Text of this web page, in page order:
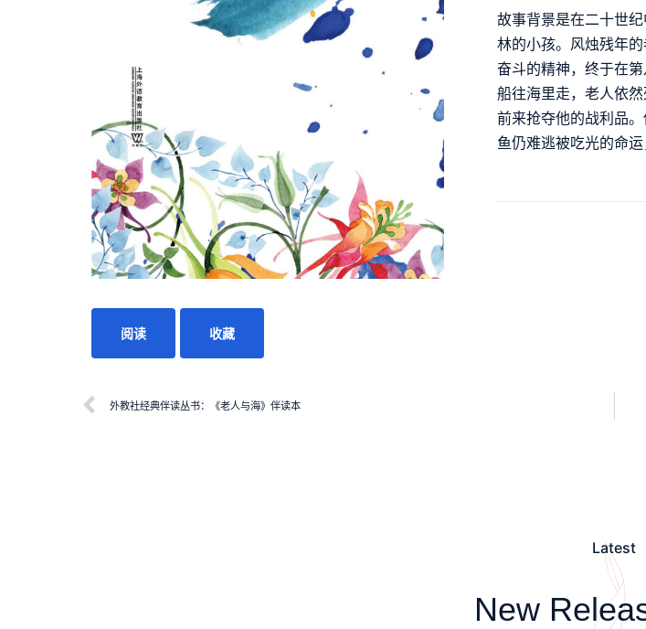
阅读 收藏
故事背景是在二十世
林的小孩。风烛残年
奋斗的精神，终于在
船往海里走，老人依
前来抢夺他的战利品
鱼仍难逃被吃光的命
外教社经典伴读丛书：《老人与海》伴读本
Latest
New